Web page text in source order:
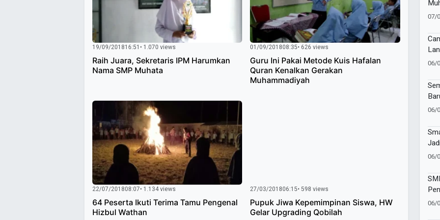
19/09/201816:51 • 1.070 views
Raih Juara, Sekretaris IPM Harumkan
Nama SMP Muhata
01/09/201808:35• 626 views
Guru Ini Pakai Metode Kuis Hafalan
Quran Kenalkan Gerakan
Muhammadiyah
22/07/201808:07• 1.134 views
64 Peserta Ikuti Terima Tamu Pengenal
Hizbul Wathan
27/03/201806:15• 598 views
Pupuk Jiwa Kepemimpinan Siswa, HW
Gelar Upgrading Qobilah
07/
06/
06/
06/
06/